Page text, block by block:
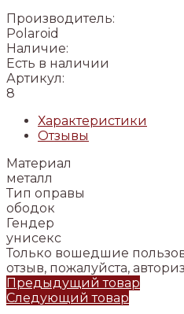
Производитель:
Polaroid
Наличие:
Есть в наличии
Артикул:
8
Характеристики
Отзывы
Материал
металл
Тип оправы
ободок
Гендер
унисекс
Только вошедшие
отзыв, пожалуйста,
Предыдущий товар
Следующий товар